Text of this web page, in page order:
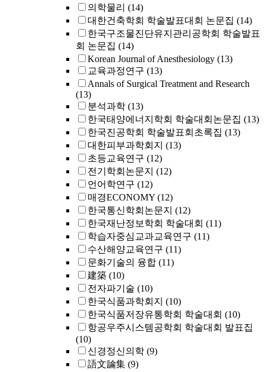
의학물리 (14)
대한건축학회 학술발표대회 논문집 (14)
한국구조물진단유지관리공학회 학술발표
회 논문집 (14)
Korean Journal of Anesthesiology (13)
교육과정연구 (13)
Annals of Surgical Treatment and Research
(13)
분석과학 (13)
한국태양에너지학회 학술대회논문집 (13)
한국진공학회 학술발표회초록집 (13)
대한피부과학회지 (13)
초등교육연구 (12)
전기학회논문지 (12)
언어학연구 (12)
매경ECONOMY (12)
한국통신학회논문지 (12)
한국재난정보학회 학술대회 (11)
학습자중심교과교육연구 (11)
수산해양교육연구 (11)
문화기술의 융합 (11)
建築 (10)
전자파기술 (10)
한국식품과학회지 (10)
한국식품저장유통학회 학술대회 (10)
항공우주시스템공학회 학술대회 발표집
(10)
신경정신의학 (9)
語文論集 (9)